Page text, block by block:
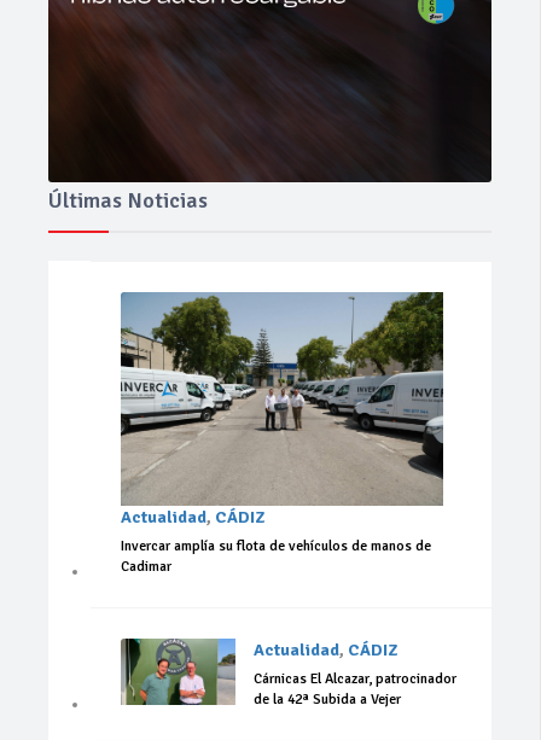
Últimas Noticias
Actualidad, CÁDIZ
Invercar amplía su flota de vehículos de manos de
Cadimar
Actualidad, CÁDIZ
Cárnicas El Alcazar, patrocinador
de la 42ª Subida a Vejer